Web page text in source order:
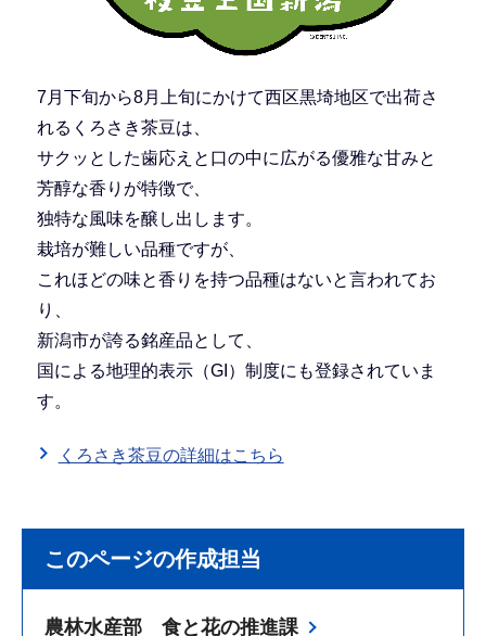
7月下旬から8月上旬にかけて西区黒埼地区で出荷さ
れるくろさき茶豆は、
サクッとした歯応えと口の中に広がる優雅な甘みと
芳醇な香りが特徴で、
独特な風味を醸し出します。
栽培が難しい品種ですが、
これほどの味と香りを持つ品種はないと言われてお
り、
新潟市が誇る銘産品として、
国による地理的表示（GI）制度にも登録されていま
す。
くろさき茶豆の詳細はこちら
このページの作成担当
農林水産部 食と花の推進課